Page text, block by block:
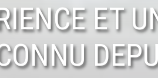
ET